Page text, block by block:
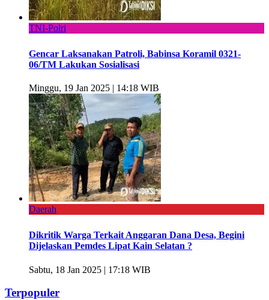
TNI-Polri
Gencar Laksanakan Patroli, Babinsa Koramil 0321-
06/TM Lakukan Sosialisasi
Minggu, 19 Jan 2025 | 14:18 WIB
Daerah
Dikritik Warga Terkait Anggaran Dana Desa, Begini
Dijelaskan Pemdes Lipat Kain Selatan ?
Sabtu, 18 Jan 2025 | 17:18 WIB
Terpopuler